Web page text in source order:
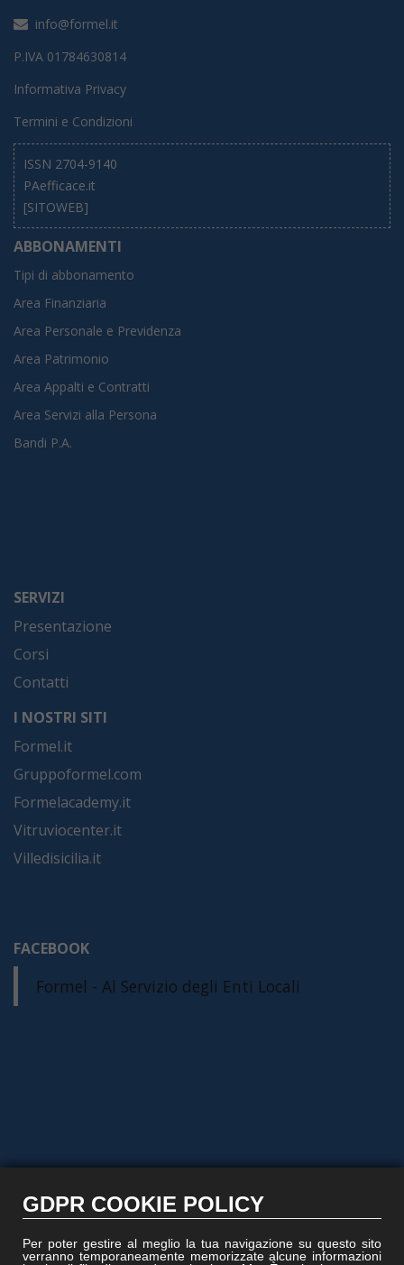
info@formel.it
P.IVA 01784630814
Informativa Privacy
Termini e Condizioni
ISSN 2704-9140
PAefficace.it
[SITOWEB]
ABBONAMENTI
Tipi di abbonamento
Area Finanziaria
Area Personale e Previdenza
Area Patrimonio
Area Appalti e Contratti
Area Servizi alla Persona
Bandi P.A.
SERVIZI
Presentazione
Corsi
Contatti
I NOSTRI SITI
Formel.it
Gruppoformel.com
Formelacademy.it
Vitruviocenter.it
Villedisicilia.it
FACEBOOK
Formel - Al Servizio degli Enti Locali
GDPR COOKIE POLICY
Per poter gestire al meglio la tua navigazione su questo sito
verranno temporaneamente memorizzate alcune informazioni